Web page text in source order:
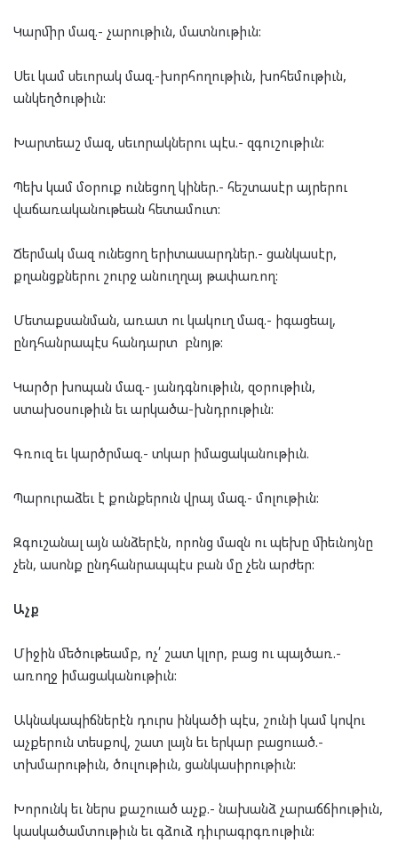
Կարմիր մազ.- չարութիւն, մատնութիւն:
Սեւ կամ սեւորակ մազ.-խորհողութիւն, խոհեմութիւն,
անկեղծութիւն:
Խարտեաշ մազ, սեւորակներու պէս.- զգուշութիւն:
Պեխ կամ մօրուք ունեցող կիներ.- հեշտասէր այրերու
վաճառականութեան հետամուտ:
Ճերմակ մազ ունեցող երիտասարդներ.- ցանկասէր,
քղանցքներու շուրջ անուղղայ թափառող:
Մետաքսանման, առատ ու կակուղ մազ.- իգացեալ,
ընդհանրապէս հանդարտ բնոյթ:
Կարծր խոպան մազ.- յանդգնութիւն, զօրութիւն,
ստախօսութիւն եւ արկածա-խնդրութիւն:
Գռուզ եւ կարծրմազ.- տկար իմացականութիւն.
Պարուրաձեւ է քունքերուն վրայ մազ.- մոլութիւն:
Զգուշանալ այն անձերէն, որոնց մազն ու պեխը միեւնոյնը
չեն, ասոնք ընդհանրապպէս բան մը չեն արժեր:
Աչք
Միջին մեծութեամբ, ոչ՛ շատ կլոր, բաց ու պայծառ.-
առողջ իմացականութիւն:
Ակնակապիճներէն դուրս ինկածի պէս, շունի կամ կովու
աչքերուն տեսքով, շատ լայն եւ երկար բացուած.-
տխմարութիւն, ծուլութիւն, ցանկասիրութիւն:
Խորունկ եւ ներս քաշուած աչք.- նախանձ չարաճճիութիւն,
կասկածամտութիւն եւ գձուձ դիւրագրգռութիւն: